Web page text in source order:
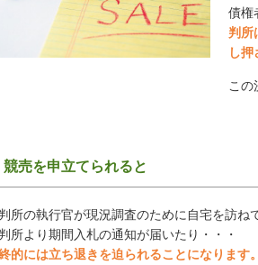
債権
判所
し押
この
競売を申立てられると
所の執行官が現況調査のために自宅を訪ね
所より期間入札の通知が届いたり・・・
的には立ち退きを迫られることになります。